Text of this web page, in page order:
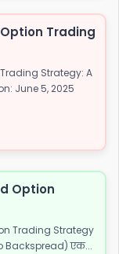
Trading
Strategy: A
June 5, 2025
Option
Trading Strategy
Backspread) एक...